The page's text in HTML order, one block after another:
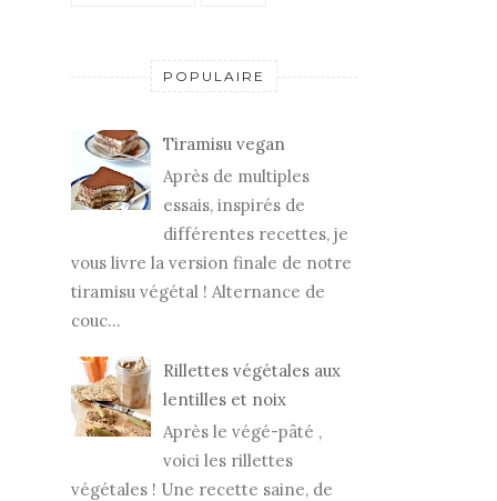
POPULAIRE
Tiramisu vegan
Après de multiples
essais, inspirés de
différentes recettes, je
vous livre la version finale de notre
tiramisu végétal ! Alternance de
couc...
Rillettes végétales aux
lentilles et noix
Après le végé-pâté ,
voici les rillettes
végétales ! Une recette saine, de